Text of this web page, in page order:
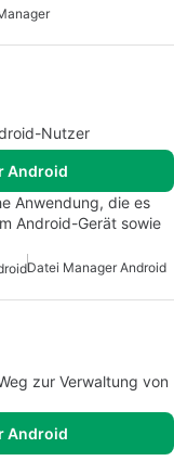
Nutzer
Android
Anwendung, die es
Android-Gerät sowie
Datei Manager Android
zur Verwaltung von
Android